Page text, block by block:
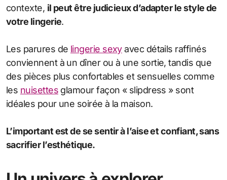
contexte, il peut être judicieux d’adapter le style de
votre lingerie.
Les parures de lingerie sexyavec détails raffinés
conviennent à un dîner ou à une sortie, tandis que
des pièces plus confortables et sensuelles comme
les nuisettesglamour façon « slipdress » sont
idéales pour une soirée à la maison.
L’important est de se sentir à l’aise et confiant, sans
sacrifier l’esthétique.